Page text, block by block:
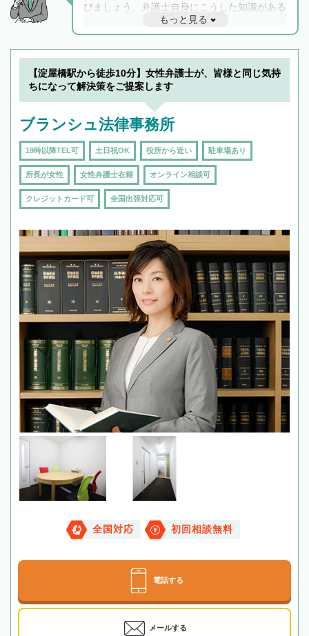
びましょう。弁護士自身にこうした知識がある
と他士業との連携もスムーズに進み、トラブル
解決のみならず相続をトータルで任せることが
できます。また、相続は感情がからむ分野なの
でフィーリングも重要です。実際に電話や面談
で複数の弁護士と会話をしてウマが合う方に依
もっと見る
【淀屋橋駅から徒歩10分】女性弁護士が、皆様と同じ気持
ちになって解決策をご提案します
ブランシュ法律事務所
19時以降TEL可 土日祝OK 役所から近い 駐車場あり
所長が女性 女性弁護士在籍 オンライン相談可
クレジットカード可 全国出張対応可
全国対応 初回相談無料
電話する
メールする